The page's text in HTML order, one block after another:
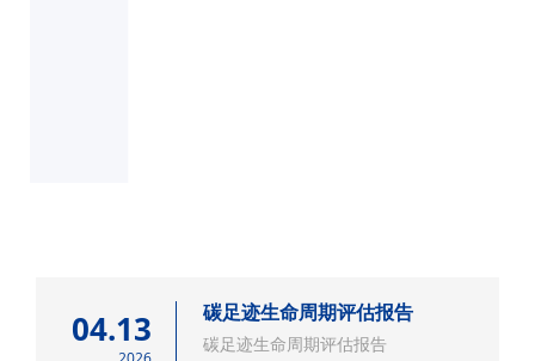
04.13 碳足迹生命周期评估报告
碳足迹生命周期评估报告